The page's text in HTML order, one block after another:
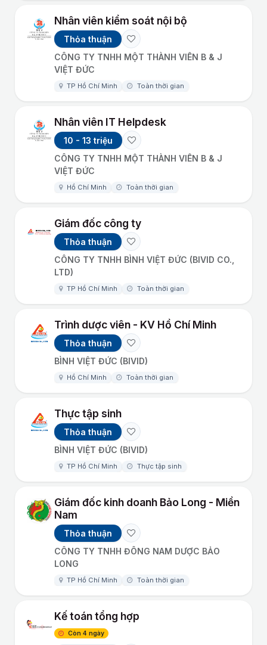
Nhân viên kiểm soát nội bộ
Thỏa thuận
CÔNG TY TNHH MỘT THÀNH VIÊN B & J
VIỆT ĐỨC
TP Hồ Chí Minh Toàn thời gian
Nhân viên IT Helpdesk
10 - 13 triệu
CÔNG TY TNHH MỘT THÀNH VIÊN B & J
VIỆT ĐỨC
Hồ Chí Minh Toàn thời gian
Giám đốc công ty
Thỏa thuận
CÔNG TY TNHH BÌNH VIỆT ĐỨC (BIVID CO.,
LTD)
TP Hồ Chí Minh Toàn thời gian
Trình dược viên - KV Hồ Chí Minh
Thỏa thuận
BÌNH VIỆT ĐỨC (BIVID)
Hồ Chí Minh Toàn thời gian
Thực tập sinh
Thỏa thuận
BÌNH VIỆT ĐỨC (BIVID)
TP Hồ Chí Minh Thực tập sinh
Giám đốc kinh doanh Bảo Long - Miền
Nam
Thỏa thuận
CÔNG TY TNHH ĐÔNG NAM DƯỢC BẢO
LONG
TP Hồ Chí Minh Toàn thời gian
Kế toán tổng hợp
Còn 4 ngày